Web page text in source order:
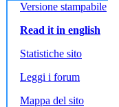
Versione stampabile
Read it in english
Statistiche sito
Leggi i forum
Mappa del sito